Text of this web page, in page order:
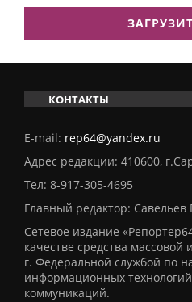
КОНТАКТЫ
E-mail: rep64@yandex.ru
Адрес редакции: 410600,
Тел: 8-917-305-4695
Главный редактор: Савельев
Сетевое издание
качестве средства
г. Федеральной службой по
информационных
коммуникаций.